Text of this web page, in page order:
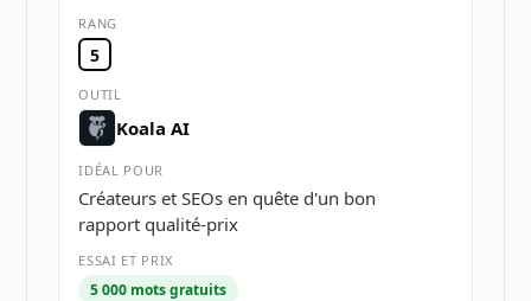
5
Koala AI
Créateurs et SEOs en quête d'un bon
rapport qualité-prix
5 000 mots gratuits